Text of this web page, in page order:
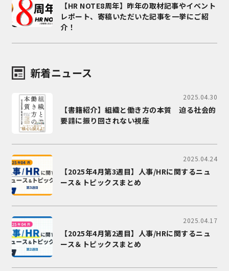
【HR NOTE8周年】昨年の取材記事やイベント
レポート、寄稿いただいた記事を一挙にご紹
介！
新着ニュース
2025.04.30
【書籍紹介】組織と働き方の本質 迫る社会的
要請に振り回されない視座
2025.04.24
【2025年4月第3週目】人事/HRに関するニュ
ース＆トピックスまとめ
2025.04.17
【2025年4月第2週目】人事/HRに関するニュ
ース＆トピックスまとめ